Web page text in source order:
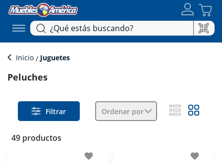
Inicio Juguetes
Peluches
Filtrar Ordenar por
49 productos
favorite favorite